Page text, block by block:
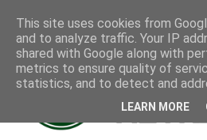
This site uses cookies from
and to analyze traffic. Your IP
shared with Google along with
metrics to ensure quality of
statistics, and to detect and
LEARN MORE